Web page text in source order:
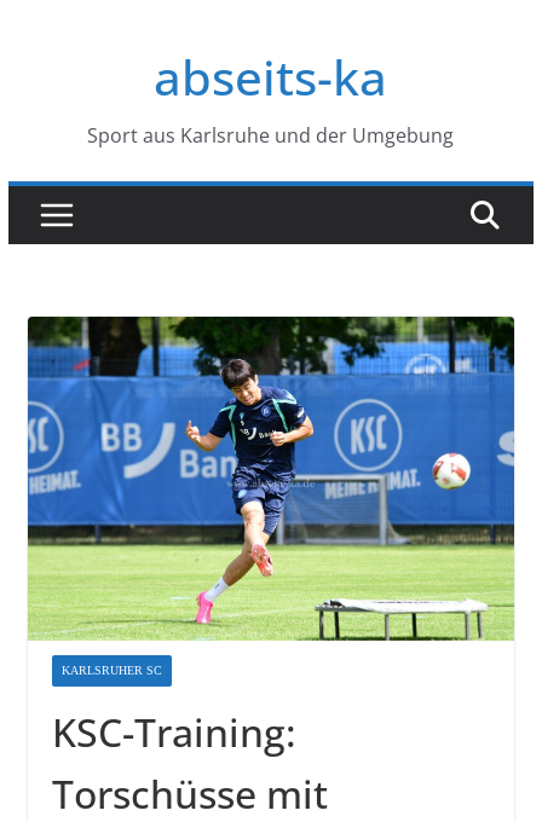
abseits-ka
Sport aus Karlsruhe und der Umgebung
KARLSRUHER SC
KSC-Training:
Torschüsse mit